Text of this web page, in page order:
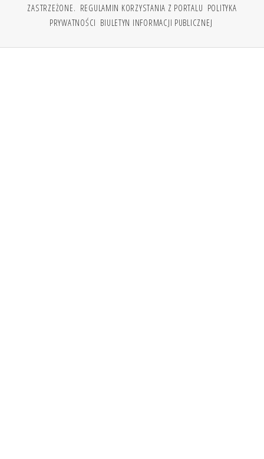
ZASTRZEŻONE. REGULAMIN KORZYSTANIA Z PORTALU POLITYKA
PRYWATNOŚCI BIULETYN INFORMACJI PUBLICZNEJ